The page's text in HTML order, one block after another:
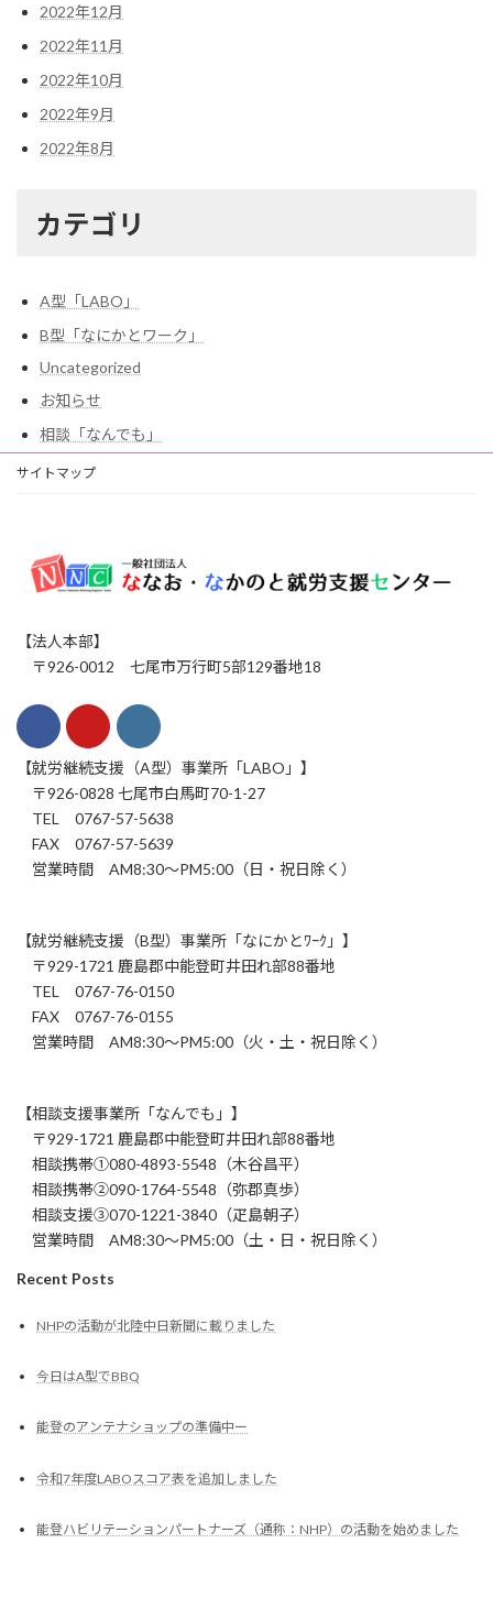
2022年12月
2022年11月
2022年10月
2022年9月
2022年8月
カテゴリ
A型「LABO」
B型「なにかとワーク」
Uncategorized
お知らせ
相談「なんでも」
サイトマップ
【法人本部】
〒926-0012 七尾市万行町5部129番地18
【就労継続支援（A型）事業所「LABO」】
〒926-0828 七尾市白馬町70-1-27
TEL 0767-57-5638
FAX 0767-57-5639
営業時間 AM8:30～PM5:00（日・祝日除く）
【就労継続支援（B型）事業所「なにかとﾜｰｸ」】
〒929-1721 鹿島郡中能登町井田れ部88番地
TEL 0767-76-0150
FAX 0767-76-0155
営業時間 AM8:30～PM5:00（火・土・祝日除く）
【相談支援事業所「なんでも」】
〒929-1721 鹿島郡中能登町井田れ部88番地
相談携帯①080-4893-5548（木谷昌平）
相談携帯②090-1764-5548（弥郡真歩）
相談支援③070-1221-3840（疋島朝子）
営業時間 AM8:30～PM5:00（土・日・祝日除く）
Recent Posts
NHPの活動が北陸中日新聞に載りました
今日はA型でBBQ
能登のアンテナショップの準備中ー
令和7年度LABOスコア表を追加しました
能登ハビリテーションパートナーズ（通称：NHP）の活動を始めました